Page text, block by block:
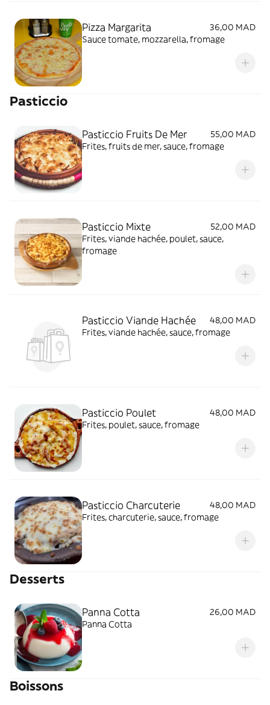
Pizza Margarita
36,00 MAD
Sauce tomate, mozzarella, fromage
Pasticcio
Pasticcio Fruits De Mer
55,00 MAD
Frites, fruits de mer, sauce, fromage
Pasticcio Mixte
52,00 MAD
Frites, viande hachée, poulet, sauce,
fromage
Pasticcio Viande Hachée
48,00 MAD
Frites, viande hachée, sauce, fromage
Pasticcio Poulet
48,00 MAD
Frites, poulet, sauce, fromage
Pasticcio Charcuterie
48,00 MAD
Frites, charcuterie, sauce, fromage
Desserts
Panna Cotta
26,00 MAD
Panna Cotta
Boissons